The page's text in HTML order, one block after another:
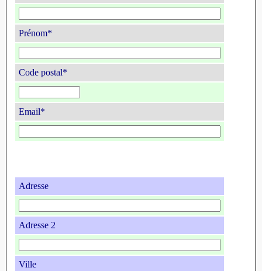
Prénom*
Code postal*
Email*
Adresse
Adresse 2
Ville